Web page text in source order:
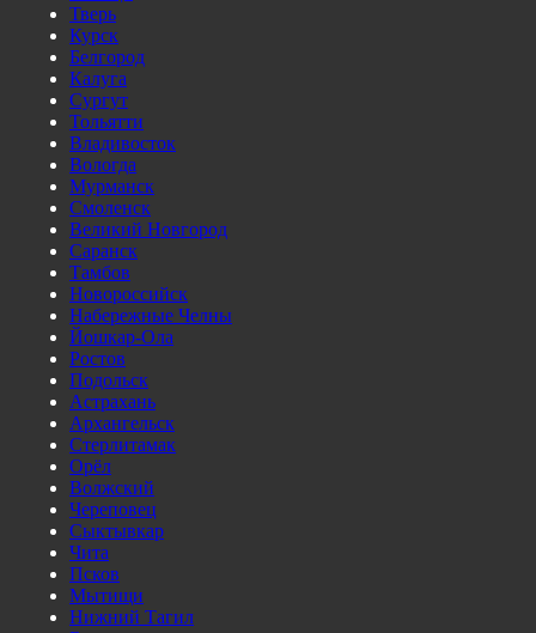
Тверь
Курск
Белгород
Калуга
Сургут
Тольятти
Владивосток
Вологда
Мурманск
Смоленск
Великий Новгород
Саранск
Тамбов
Новороссийск
Набережные Челны
Йошкар-Ола
Ростов
Подольск
Астрахань
Архангельск
Стерлитамак
Орёл
Волжский
Череповец
Сыктывкар
Чита
Псков
Мытищи
Нижний Тагил